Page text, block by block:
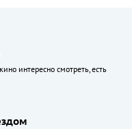
интересно смотреть, есть